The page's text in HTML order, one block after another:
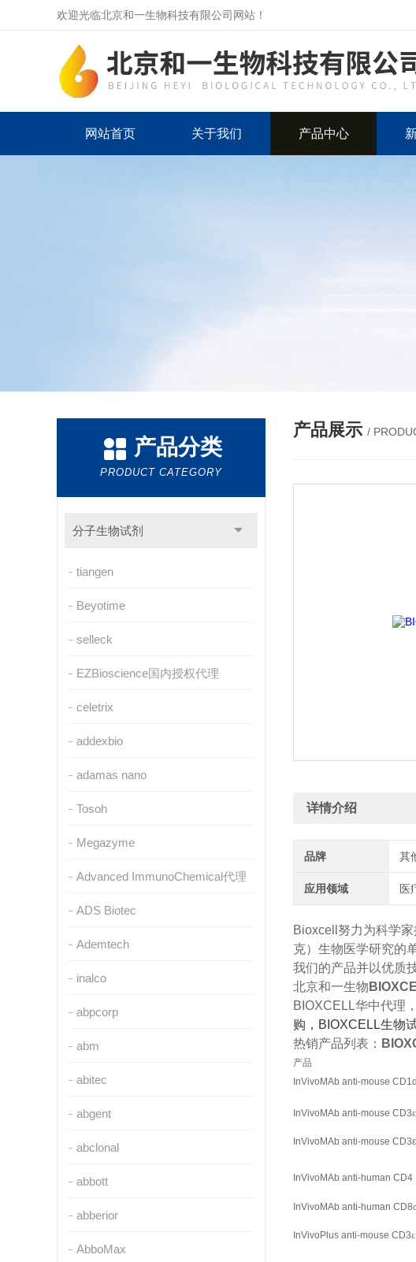
欢迎光临北京和一生物科技有限公司网站！
网站首页 关于我们 产品中心
产品分类
PRODUCT CATEGORY
分子生物试剂
tiangen
Beyotime
selleck
EZBioscience国内授权代理
celetrix
addexbio
adamas nano
Tosoh
Megazyme
Advanced ImmunoChemical代理
ADS Biotec
Ademtech
inalco
abpcorp
abm
abitec
abgent
abclonal
abbott
abberior
AbboMax
产品展示 /
详情介绍
品牌 其
应用领域 医
Bioxcell 努力为科学
克）生物医学研究的
我们的产品并以优质
北京和一生物
BIOXCELL华中代理
购，BIOXCELL生物
热销产品列表：
产品
InVivoMAb anti-mouse
InVivoMAb anti-mouse CD3ε
InVivoMAb anti-mouse
InVivoMAb anti-human CD4
InVivoMAb anti-human CD8
InVivoPlus anti-mouse CD3ε